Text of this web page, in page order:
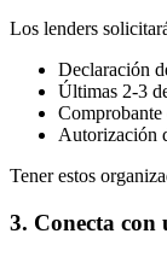
Los lenders
Declaración
Últimas 2-3
Autorización
Tener estos
3. Conecta